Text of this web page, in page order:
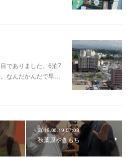
でありました。6泊7
なんだかんだで早…
2019.06.19 07:08
秋葉原やきもち